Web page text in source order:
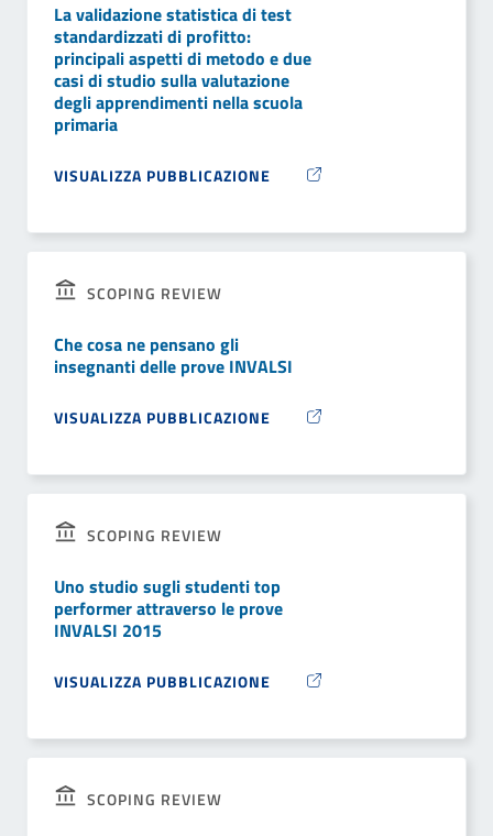
La validazione statistica di test
standardizzati di profitto:
principali aspetti di metodo e due
casi di studio sulla valutazione
degli apprendimenti nella scuola
primaria
VISUALIZZA PUBBLICAZIONE
SCOPING REVIEW
Che cosa ne pensano gli
insegnanti delle prove INVALSI
VISUALIZZA PUBBLICAZIONE
SCOPING REVIEW
Uno studio sugli studenti top
performer attraverso le prove
INVALSI 2015
VISUALIZZA PUBBLICAZIONE
SCOPING REVIEW